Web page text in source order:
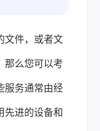
文件，或者文
那么您可以考
服务通常由经
先进的设备和